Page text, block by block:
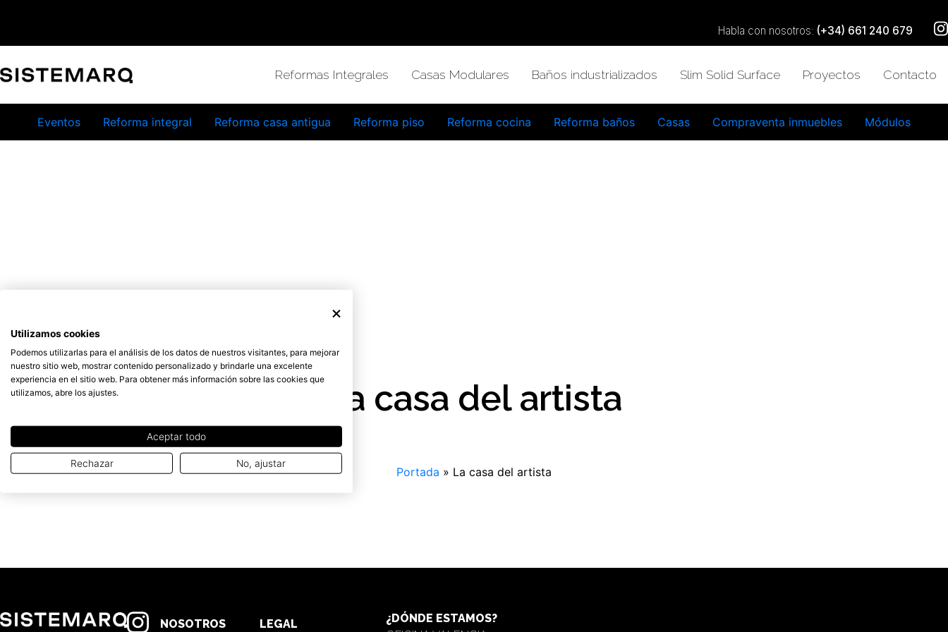
Habla con nosotros: (+34) 661 240 679
Reformas Integrales Casas Modulares Baños industrializados Slim Solid Surface Proyectos Contacto
Eventos Reforma integral Reforma casa antigua Reforma piso Reforma cocina Reforma baños Casas Compraventa inmuebles Módulos
La casa del artista
Portada » La casa del artista
NOSOTROS LEGAL
¿DÓNDE ESTAMOS?
Utilizamos cookies
Podemos utilizarlas para el análisis de los datos de nuestros visitantes, para mejorar
nuestro sitio web, mostrar contenido personalizado y brindarle una excelente
experiencia en el sitio web. Para obtener más información sobre las cookies que
utilizamos, abre los ajustes.
Aceptar todo
Rechazar No, ajustar